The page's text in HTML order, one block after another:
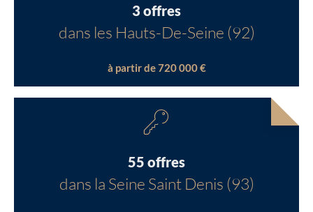
3 offres
dans les Hauts-De-Seine (92)
à partir de 720 000 €
55 offres
dans la Seine Saint Denis (93)